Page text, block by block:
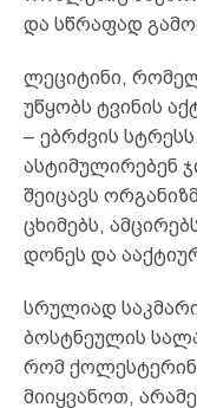
და სწრაფად
ლეციტინი,
უწყობს ტვინის
– ებრძვის
ასტიმულირებენ
შეიცავს
ცხიმებს,
დონეს და
სრულიად
ბოსტნეულის
რომ
მიიყვანოთ,